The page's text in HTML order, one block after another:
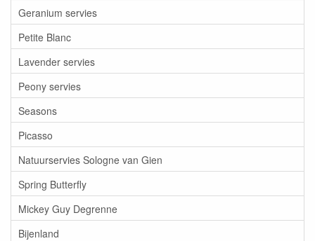
Geranium servies
Petite Blanc
Lavender servies
Peony servies
Seasons
Picasso
Natuurservies Sologne van Gien
Spring Butterfly
Mickey Guy Degrenne
Bijenland